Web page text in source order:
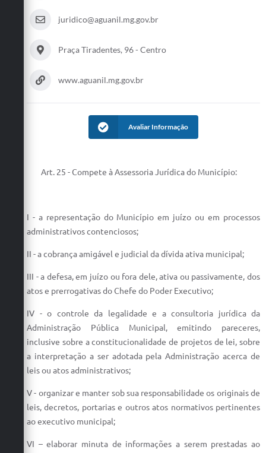
juridico@aguanil.mg.gov.br
Praça Tiradentes, 96 - Centro
www.aguanil.mg.gov.br
Avaliar Informação
Art. 25 - Compete à Assessoria Jurídica do Município:
I - a representação do Município em juízo ou em processos
administrativos contenciosos;
II - a cobrança amigável e judicial da dívida ativa municipal;
III - a defesa, em juízo ou fora dele, ativa ou passivamente, dos
atos e prerrogativas do Chefe do Poder Executivo;
IV - o controle da legalidade e a consultoria jurídica da
Administração Pública Municipal, emitindo pareceres,
inclusive sobre a constitucionalidade de projetos de lei, sobre
a interpretação a ser adotada pela Administração acerca de
leis ou atos administrativos;
V - organizar e manter sob sua responsabilidade os originais de
leis, decretos, portarias e outros atos normativos pertinentes
ao executivo municipal;
VI – elaborar minuta de informações a serem prestadas ao